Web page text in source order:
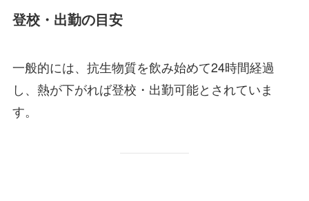
登校・出勤の目安
一般的には、抗生物質を飲み始めて24時間経過
し、熱が下がれば登校・出勤可能とされていま
す。